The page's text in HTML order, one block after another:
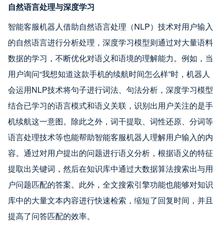
自然语言处理与深度学习
智能客服机器人借助自然语言处理（NLP）技术对用户输入
的自然语言进行分析处理，深度学习模型则通过对大量语料
数据的学习，不断优化对语义和语境的理解能力。例如，当
用户询问“我想知道这款手机的续航时间怎么样”时，机器人
会运用NLP技术将句子进行词法、句法分析，深度学习模型
结合已学习的语言模式和语义关联，识别出用户关注的是手
机续航这一意图。除此之外，词干提取、词性还原、分词等
语言处理技术等也能帮助智能客服机器人理解用户输入的内
容。通过对用户提出的问题进行语义分析，根据语义的特征
提取出关键词，然后在知识库中通过大数据算法搜索出与用
户问题匹配的答案。此外，全文搜索引擎功能也能够对知识
库中的大量文本内容进行快速检索，缩短了回复时间，并且
提高了问答匹配的效率。